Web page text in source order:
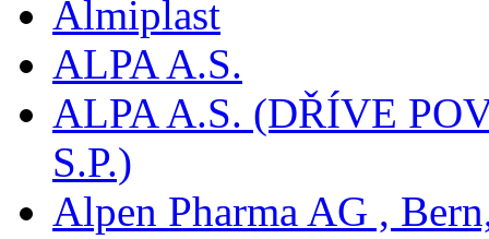
Almiplast
ALPA A.S.
ALPA A.S. (DŘÍVE
S.P.)
Alpen Pharma AG ,